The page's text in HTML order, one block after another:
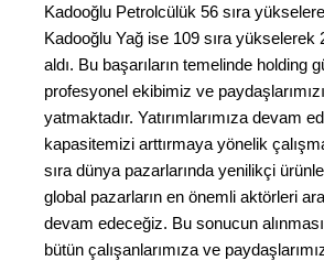
Kadooğlu Petrolcülük 56 sıra
Kadooğlu Yağ ise 109 sıra yükselerek
aldı. Bu başarıların temelinde holding
profesyonel ekibimiz ve
yatmaktadır. Yatırımlarımıza devam
kapasitemizi arttırmaya yönelik
sıra dünya pazarlarında yenilikçi
global pazarların en önemli aktörleri
devam edeceğiz. Bu sonucun
bütün çalışanlarımıza ve